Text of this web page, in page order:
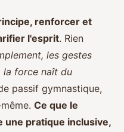
renforcer et
l'esprit. Rien
les gestes
la force naît du
passif gymnastique,
Ce que le
une pratique inclusive,